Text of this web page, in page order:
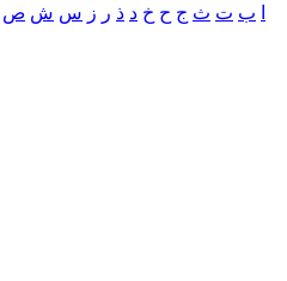
ب ت ث ج ح خ د ذ ر ز س ش ص